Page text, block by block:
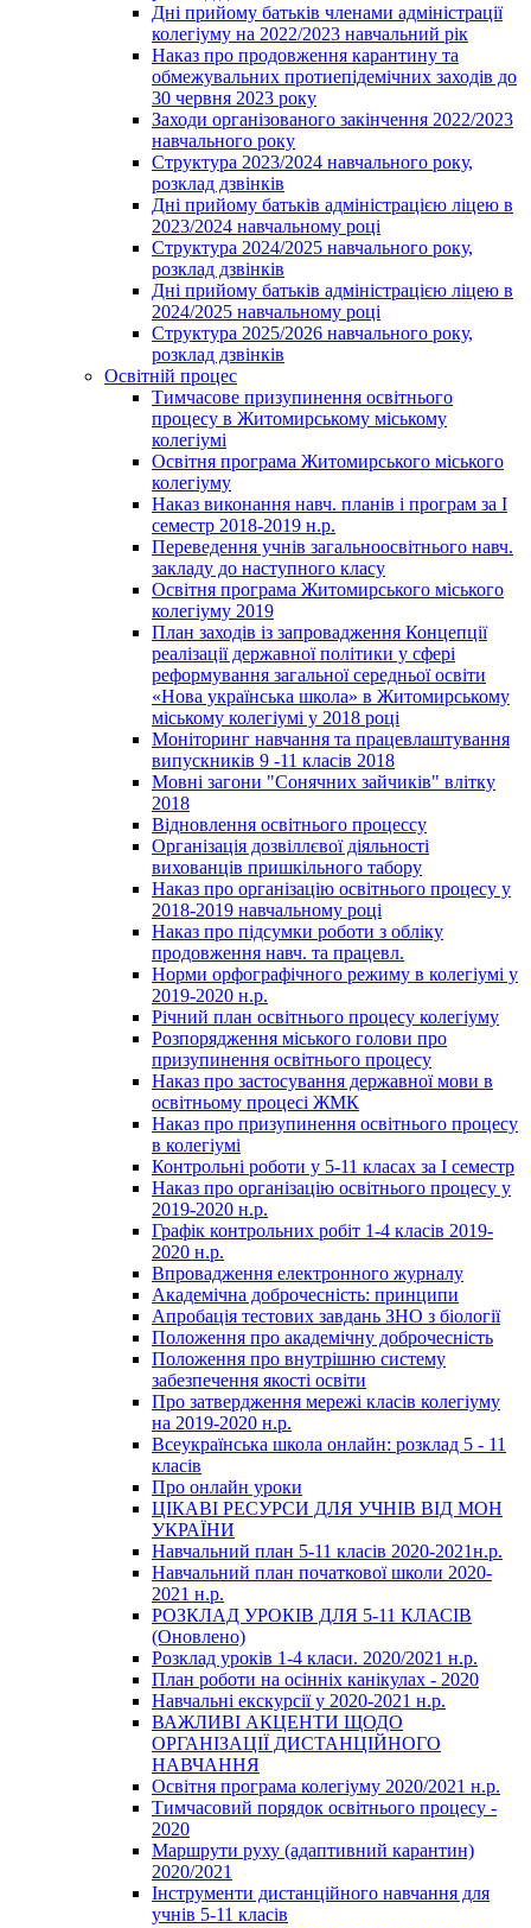
Дні прийому батьків членами адміністрації
колегіуму на 2022/2023 навчальний рік
Наказ про продовження карантину та
обмежувальних протиепідемічних заходів до
30 червня 2023 року
Заходи організованого закінчення 2022/2023
навчального року
Структура 2023/2024 навчального року,
розклад дзвінків
Дні прийому батьків адміністрацією ліцею в
2023/2024 навчальному році
Структура 2024/2025 навчального року,
розклад дзвінків
Дні прийому батьків адміністрацією ліцею в
2024/2025 навчальному році
Структура 2025/2026 навчального року,
розклад дзвінків
Освітній процес
Тимчасове призупинення освітнього
процесу в Житомирському міському
колегіумі
Освітня програма Житомирського міського
колегіуму
Наказ виконання навч. планів і програм за І
семестр 2018-2019 н.р.
Переведення учнів загальноосвітнього навч.
закладу до наступного класу
Освітня програма Житомирського міського
колегіуму 2019
План заходів із запровадження Концепції
реалізації державної політики у сфері
реформування загальної середньої освіти
«Нова українська школа» в Житомирському
міському колегіумі у 2018 році
Моніторинг навчання та працевлаштування
випускників 9 -11 класів 2018
Мовні загони "Сонячних зайчиків" влітку
2018
Відновлення освітнього процессу
Організація дозвіллєвої діяльності
вихованців пришкільного табору
Наказ про організацію освітнього процесу у
2018-2019 навчальному році
Наказ про підсумки роботи з обліку
продовження навч. та працевл.
Норми орфографічного режиму в колегіумі у
2019-2020 н.р.
Річний план освітнього процесу колегіуму
Розпорядження міського голови про
призупинення освітнього процесу
Наказ про застосування державної мови в
освітньому процесі ЖМК
Наказ про призупинення освітнього процесу
в колегіумі
Контрольні роботи у 5-11 класах за І семестр
Наказ про організацію освітнього процесу у
2019-2020 н.р.
Графік контрольних робіт 1-4 класів 2019-
2020 н.р.
Впровадження електронного журналу
Академічна доброчесність: принципи
Апробація тестових завдань ЗНО з біології
Положення про академічну доброчесність
Положення про внутрішню систему
забезпечення якості освіти
Про затвердження мережі класів колегіуму
на 2019-2020 н.р.
Всеукраїнська школа онлайн: розклад 5 - 11
класів
Про онлайн уроки
ЦІКАВІ РЕСУРСИ ДЛЯ УЧНІВ ВІД МОН
УКРАЇНИ
Навчальний план 5-11 класів 2020-2021н.р.
Навчальний план початкової школи 2020-
2021 н.р.
РОЗКЛАД УРОКІВ ДЛЯ 5-11 КЛАСІВ
(Оновлено)
Розклад уроків 1-4 класи. 2020/2021 н.р.
План роботи на осінніх канікулах - 2020
Навчальні екскурсії у 2020-2021 н.р.
ВАЖЛИВІ АКЦЕНТИ ЩОДО
ОРГАНІЗАЦІЇ ДИСТАНЦІЙНОГО
НАВЧАННЯ
Освітня програма колегіуму 2020/2021 н.р.
Тимчасовий порядок освітнього процесу -
2020
Маршрути руху (адаптивний карантин)
2020/2021
Інструменти дистанційного навчання для
учнів 5-11 класів